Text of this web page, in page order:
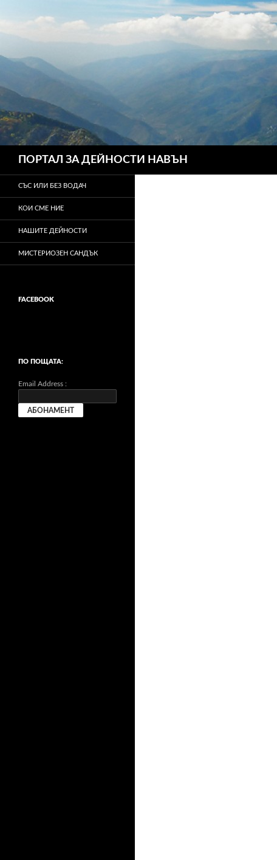
ПОРТАЛ ЗА ДЕЙНОСТИ НАВЪН
СЪС ИЛИ БЕЗ ВОДАЧ
КОИ СМЕ НИЕ
НАШИТЕ ДЕЙНОСТИ
МИСТЕРИОЗЕН САНДЪК
FACEBOOK
ПО ПОЩАТА:
Email Address :